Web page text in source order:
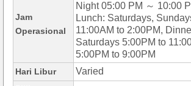
Jam
Operasional
Night 05:00 PM ～ 10:00
Lunch: Saturdays,
11:00AM to 2:00PM,
Saturdays 5:00PM to
5:00PM to 9:00PM
Hari Libur Varied